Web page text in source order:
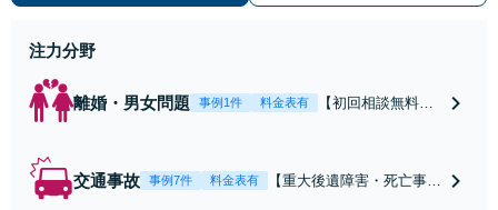
ために前に進むことができます。
注力分野
離婚・男女問題 事例1件 料金表有
【初回相談無料】
条件で離婚ができ
交通事故 事例7件 料金表有
【重大後遺障害・死亡事案